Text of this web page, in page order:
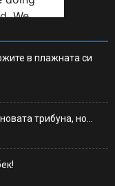
в плажната си
трибуна, но…